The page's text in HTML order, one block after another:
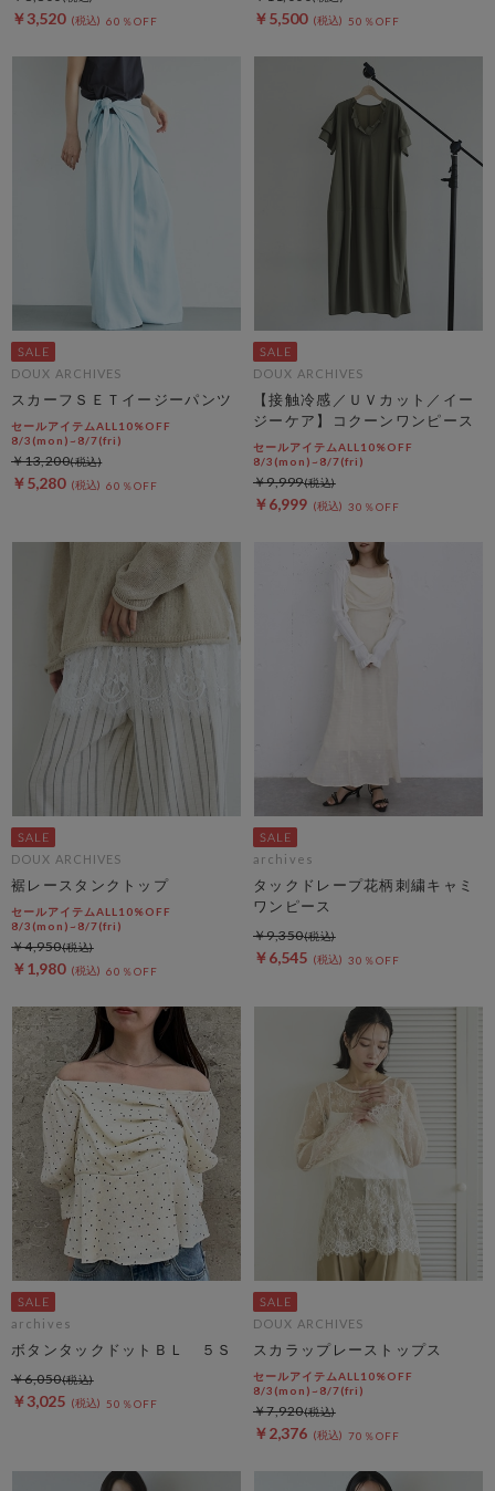
￥3,520 60％OFF ￥5,500 50％OFF
DOUX ARCHIVES
スカーフＳＥＴイージーパンツ
セールアイテムALL10%OFF
8/3(mon)~8/7(fri)
￥5,280 60％OFF
￥13,200
DOUX ARCHIVES
【接触冷感／ＵＶカット／イー
ジーケア】コクーンワンピース
セールアイテムALL10%OFF
8/3(mon)~8/7(fri)
￥6,999 30％OFF
￥9,999
DOUX ARCHIVES
裾レースタンクトップ
セールアイテムALL10%OFF
8/3(mon)~8/7(fri)
￥1,980 60％OFF
￥4,950
archives
タックドレープ花柄刺繍キャミ
ワンピース
￥6,545 30％OFF
￥9,350
archives
ボタンタックドットＢＬ ５Ｓ
￥3,025 50％OFF
￥6,050
DOUX ARCHIVES
スカラップレーストップス
セールアイテムALL10%OFF
8/3(mon)~8/7(fri)
￥2,376 70％OFF
￥7,920